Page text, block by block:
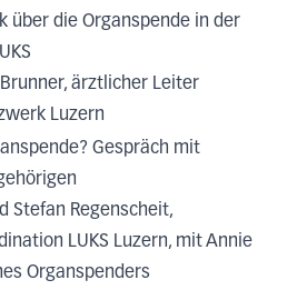
über die Organspende in der
ärztlicher Leiter
Luzern
Gespräch mit
Stefan Regenscheit,
LUKS Luzern, mit Annie
Organspenders